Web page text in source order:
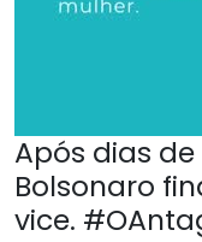
Após dias
Bolsonaro
vice.